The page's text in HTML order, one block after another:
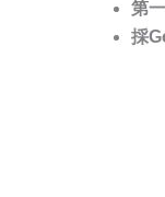
第
採